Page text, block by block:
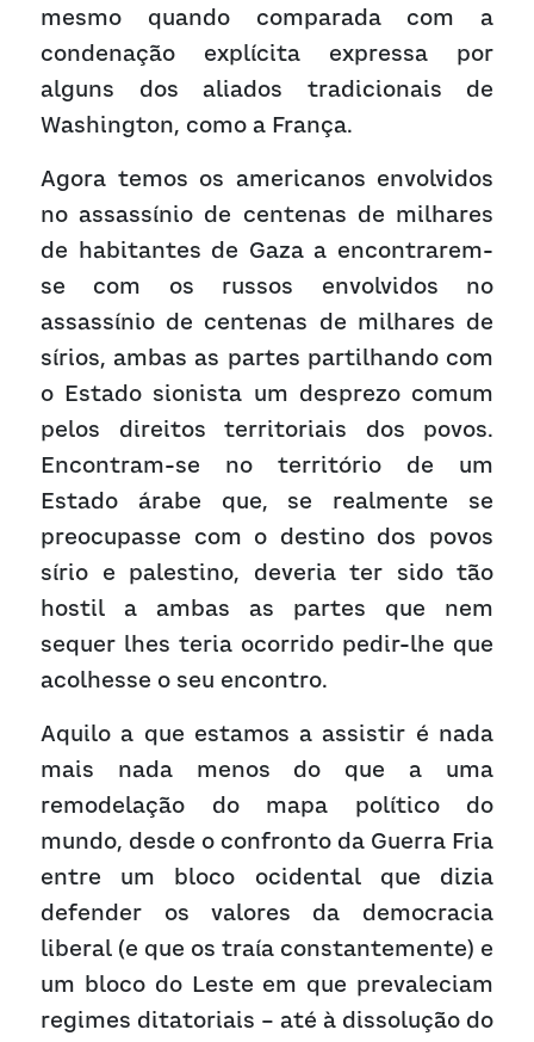
mesmo quando comparada com a
condenação explícita expressa por
alguns dos aliados tradicionais de
Washington, como a França.
Agora temos os americanos envolvidos
no assassínio de centenas de milhares
de habitantes de Gaza a encontrarem-
se com os russos envolvidos no
assassínio de centenas de milhares de
sírios, ambas as partes partilhando com
o Estado sionista um desprezo comum
pelos direitos territoriais dos povos.
Encontram-se no território de um
Estado árabe que, se realmente se
preocupasse com o destino dos povos
sírio e palestino, deveria ter sido tão
hostil a ambas as partes que nem
sequer lhes teria ocorrido pedir-lhe que
acolhesse o seu encontro.
Aquilo a que estamos a assistir é nada
mais nada menos do que a uma
remodelação do mapa político do
mundo, desde o confronto da Guerra Fria
entre um bloco ocidental que dizia
defender os valores da democracia
liberal (e que os traía constantemente) e
um bloco do Leste em que prevaleciam
regimes ditatoriais – até à dissolução do